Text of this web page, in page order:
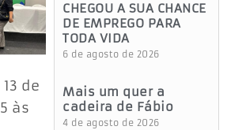
de
às
CHEGOU A SUA CHANCE
DE EMPREGO PARA
TODA VIDA
6 de agosto de 2026
Mais um quer a
cadeira de Fábio
4 de agosto de 2026